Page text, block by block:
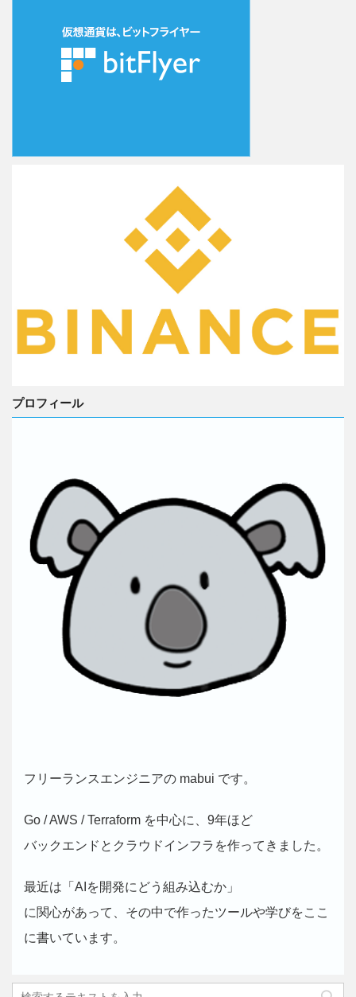
プロフィール
フリーランスエンジニアの mabui です。
Go / AWS / Terraform を中心に、9年ほど
バックエンドとクラウドインフラを作ってきました。
最近は「AIを開発にどう組み込むか」
に関心があって、その中で作ったツールや学びをここ
に書いています。